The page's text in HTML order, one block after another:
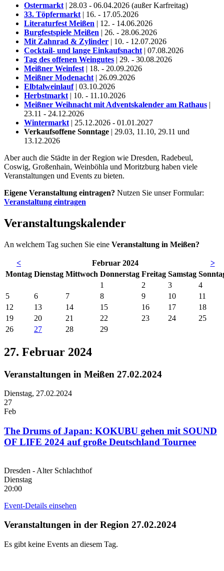
Ostermarkt | 28.03 - 06.04.2026 (außer Karfreitag)
33. Töpfermarkt | 16. - 17.05.2026
Literaturfest Meißen | 12. - 14.06.2026
Burgfestspiele Meißen | 26. - 28.06.2026
Mit Zahnrad & Zylinder | 10. - 12.07.2026
Cocktail- und lange Einkaufsnacht | 07.08.2026
Tag des offenen Weingutes | 29. - 30.08.2026
Meißner Weinfest | 18. - 20.09.2026
Meißner Modenacht | 26.09.2026
Elbtalweinlauf | 03.10.2026
Herbstmarkt | 10. - 11.10.2026
Meißner Weihnacht mit Adventskalender am Rathaus |
23.11 - 24.12.2026
Wintermarkt | 25.12.2026 - 01.01.2027
Verkaufsoffene Sonntage | 29.03, 11.10, 29.11 und
13.12.2026
Aber auch die Städte in der Region wie Dresden, Radebeul,
Coswig, Großenhain, Weinböhla und Moritzburg haben viele
Veranstaltungen und Events zu bieten.
Eigene Veranstaltung eintragen? Nutzen Sie unser Formular:
Veranstaltung eintragen
Veranstaltungskalender
An welchem Tag suchen Sie eine Veranstaltung in Meißen?
< Februar 2024
>
Montag Dienstag Mittwoch Donnerstag Freitag Samstag So
1
2 3
4
5
6 7 8 9 10
11
12
13 14 15 16 17
18
19
20 21 22 23 24
25
26
27 28 29
27. Februar 2024
Veranstaltungen in Meißen 27.02.2024
Dienstag, 27.02.2024
27
Feb
The Drums of Japan: KOKUBU gehen mit SOUND
OF LIFE 2024 auf große Deutschland Tournee
Dresden - Alter Schlachthof
Dienstag
20:00
Event-Details einsehen
Veranstaltungen in der Region 27.02.2024
Es gibt keine Events an diesem Tag.